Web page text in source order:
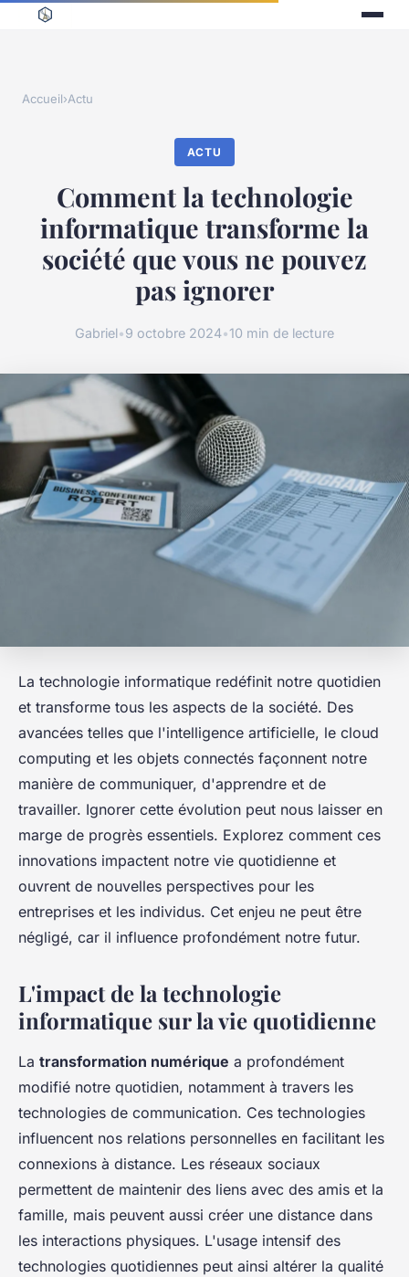
Accueil›Actu
ACTU
Comment la technologie
informatique transforme la
société que vous ne pouvez
pas ignorer
Gabriel•9 octobre 2024•10 min de lecture
La technologie informatique redéfinit notre quotidien
et transforme tous les aspects de la société. Des
avancées telles que l'intelligence artificielle, le cloud
computing et les objets connectés façonnent notre
manière de communiquer, d'apprendre et de
travailler. Ignorer cette évolution peut nous laisser en
marge de progrès essentiels. Explorez comment ces
innovations impactent notre vie quotidienne et
ouvrent de nouvelles perspectives pour les
entreprises et les individus. Cet enjeu ne peut être
négligé, car il influence profondément notre futur.
L'impact de la technologie
informatique sur la vie quotidienne
La transformation numérique a profondément
modifié notre quotidien, notamment à travers les
technologies de communication. Ces technologies
influencent nos relations personnelles en facilitant les
connexions à distance. Les réseaux sociaux
permettent de maintenir des liens avec des amis et la
famille, mais peuvent aussi créer une distance dans
les interactions physiques. L'usage intensif des
technologies quotidiennes peut ainsi altérer la qualité